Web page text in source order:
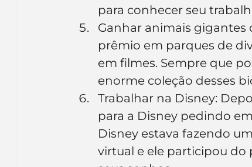
para conhecer seu
Ganhar animais gigantes
prêmio em parques de
em filmes. Sempre que
enorme coleção desses
Trabalhar na Disney:
para a Disney pedindo
Disney estava fazendo
virtual e ele participou do